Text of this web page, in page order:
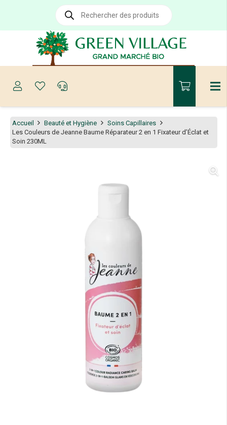
Recherche
produits
Accueil Beauté et Hygiène
Soins Capillaires
Les Couleurs de Jeanne Baume Réparateur 2 en 1 Fixateur d’Éclat et
Soin 230ML